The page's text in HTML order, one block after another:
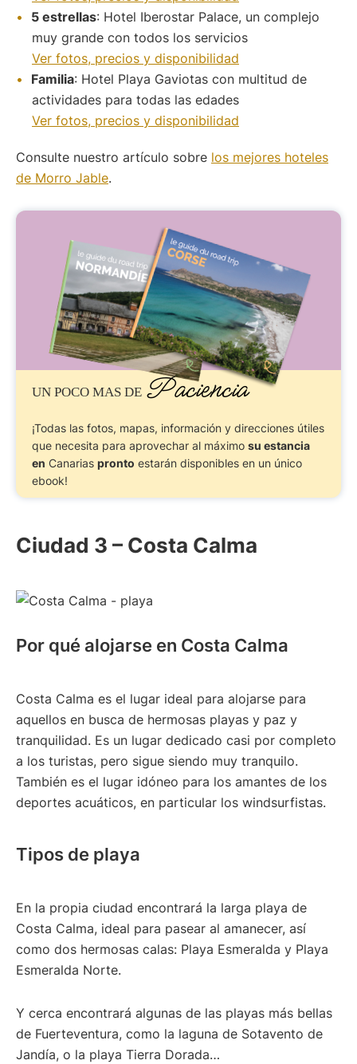
5 estrellas: Hotel Iberostar Palace, un complejo
muy grande con todos los servicios
Ver fotos, precios y disponibilidad
Familia: Hotel Playa Gaviotas con multitud de
actividades para todas las edades
Ver fotos, precios y disponibilidad
Consulte nuestro artículo sobre los mejores hoteles
de Morro Jable.
UN POCO MAS DE Paciencia
¡Todas las fotos, mapas, información y direcciones útiles
que necesita para aprovechar al máximo su estancia
en Canarias pronto estarán disponibles en un único
ebook!
Ciudad 3 – Costa Calma
Por qué alojarse en Costa Calma
Costa Calma es el lugar ideal para alojarse para
aquellos en busca de hermosas playas y paz y
tranquilidad. Es un lugar dedicado casi por completo
a los turistas, pero sigue siendo muy tranquilo.
También es el lugar idóneo para los amantes de los
deportes acuáticos, en particular los windsurfistas.
Tipos de playa
En la propia ciudad encontrará la larga playa de
Costa Calma, ideal para pasear al amanecer, así
como dos hermosas calas: Playa Esmeralda y Playa
Esmeralda Norte.
Y cerca encontrará algunas de las playas más bellas
de Fuerteventura, como la laguna de Sotavento de
Jandía, o la playa Tierra Dorada…